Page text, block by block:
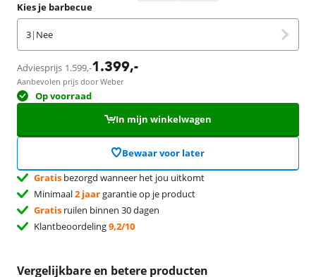
Kies je barbecue
3| Nee
Adviesprijs 1.599,-1.399,-
Aanbevolen prijs door Weber
Op voorraad
In mijn winkelwagen
Bewaar voor later
Gratis bezorgd wanneer het jou uitkomt
Minimaal2 jaargarantie op je product
Gratis ruilen binnen 30 dagen
Klantbeoordeling9,2/10
Vergelijkbare en betere producten